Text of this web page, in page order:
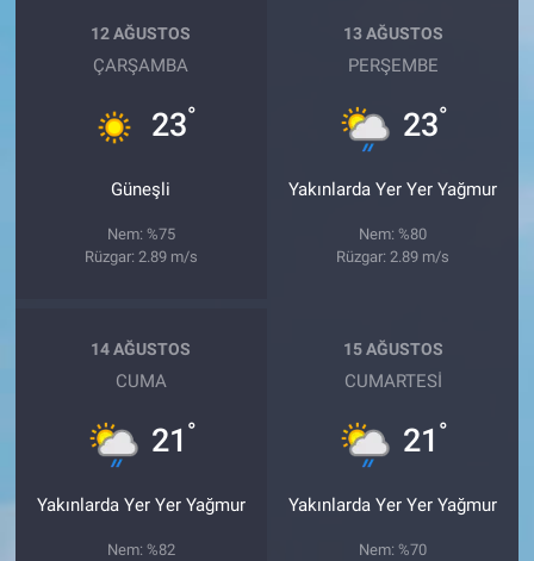
12 AĞUSTOS
ÇARŞAMBA
23°
Güneşli
Nem: %75
Rüzgar: 2.89 m/s
13 AĞUSTOS
PERŞEMBE
23°
Yakınlarda Yer Yer Yağmur
Nem: %80
Rüzgar: 2.89 m/s
14 AĞUSTOS
CUMA
21 °
Yakınlarda Yer Yer Yağmur
Nem: %82
15 AĞUSTOS
CUMARTESI
21 °
Yakınlarda Yer Yer Yağmur
Nem: %70